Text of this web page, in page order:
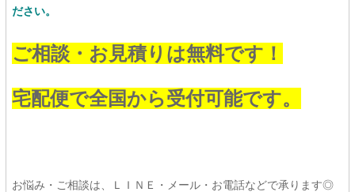
ださい。
ご相談・お見積りは無料です！
宅配便で全国から受付可能です。
お悩み・ご相談は、ＬＩＮＥ・メール・お電話などで承ります◎